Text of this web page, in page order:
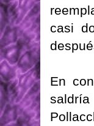
casi
En